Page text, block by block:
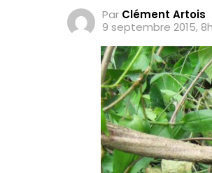
Par Clément Artois
9 septembre 2015,